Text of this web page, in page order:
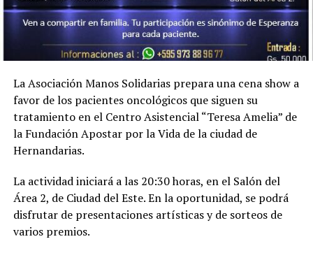
La Asociación Manos Solidarias prepara una cena show a
favor de los pacientes oncológicos que siguen su
tratamiento en el Centro Asistencial “Teresa Amelia” de
la Fundación Apostar por la Vida de la ciudad de
Hernandarias.
La actividad iniciará a las 20:30 horas, en el Salón del
Área 2, de Ciudad del Este. En la oportunidad, se podrá
disfrutar de presentaciones artísticas y de sorteos de
varios premios.